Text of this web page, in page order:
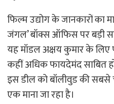
फिल्म उद्योग के जानकारों का
जंगल’ बॉक्स ऑफिस पर बड़ी
यह मॉडल अक्षय कुमार के लिए
कहीं अधिक फायदेमंद साबित
इस डील को बॉलीवुड की सबसे
एक माना जा रहा है।